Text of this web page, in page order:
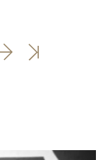
SeguinteÚltima